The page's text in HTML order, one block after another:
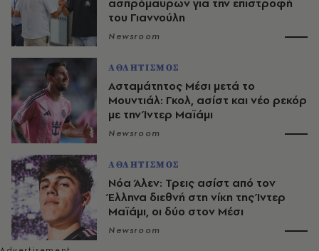
ασπρόμαυρων για την επιστροφή
του Γιαννούλη
Newsroom
ΑΘΛΗΤΙΣΜΟΣ
Ασταμάτητος Μέσι μετά το
Μουντιάλ: Γκολ, ασίστ και νέο ρεκόρ
με την Ίντερ Μαϊάμι
Newsroom
ΑΘΛΗΤΙΣΜΟΣ
Νόα Άλεν: Τρεις ασίστ από τον
Έλληνα διεθνή στη νίκη της Ίντερ
Μαϊάμι, οι δύο στον Μέσι
Newsroom